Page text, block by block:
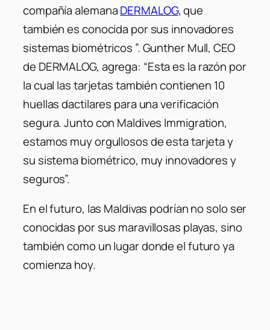
compañía alemanaDERMALOG, que
también es conocida por sus innovadores
sistemas biométricos ”. Gunther Mull, CEO
de DERMALOG, agrega: “Esta es la razón por
la cual las tarjetas también contienen 10
huellas dactilares para una verificación
segura. Junto con Maldives Immigration,
estamos muy orgullosos de esta tarjeta y
su sistema biométrico, muy innovadores y
seguros”.
En el futuro, las Maldivas podrían no solo ser
conocidas por sus maravillosas playas, sino
también como un lugar donde el futuro ya
comienza hoy.